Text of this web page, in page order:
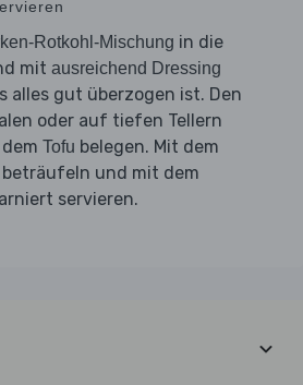
Rotkohl-Mischung in die
mit ausreichend Dressing
alles gut überzogen ist. Den
oder auf tiefen Tellern
Tofu belegen. Mit dem
beträufeln und mit dem
servieren.